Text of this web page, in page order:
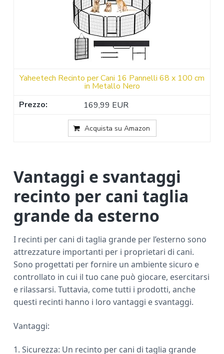
Yaheetech Recinto per Cani 16 Pannelli 68 x 100 cm
in Metallo Nero
169,99 EUR
Acquista su Amazon
Vantaggi e svantaggi
recinto per cani taglia
grande da esterno
I recinti per cani di taglia grande per l’esterno sono
attrezzature importanti per i proprietari di cani.
Sono progettati per fornire un ambiente sicuro e
controllato in cui il tuo cane può giocare, esercitarsi
e rilassarsi. Tuttavia, come tutti i prodotti, anche
questi recinti hanno i loro vantaggi e svantaggi.
Vantaggi:
1. Sicurezza: Un recinto per cani di taglia grande